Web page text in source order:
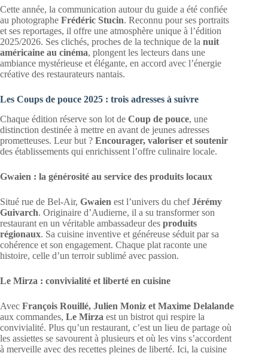
Cette année, la communication autour du guide a été confiée
au photographe Frédéric Stucin. Reconnu pour ses portraits
et ses reportages, il offre une atmosphère unique à l’édition
2025/2026. Ses clichés, proches de la technique de la nuit
américaine au cinéma, plongent les lecteurs dans une
ambiance mystérieuse et élégante, en accord avec l’énergie
créative des restaurateurs nantais.
Les Coups de pouce 2025 : trois adresses à suivre
Chaque édition réserve son lot de Coup de pouce, une
distinction destinée à mettre en avant de jeunes adresses
prometteuses. Leur but ? Encourager, valoriser et soutenir
des établissements qui enrichissent l’offre culinaire locale.
Gwaien : la générosité au service des produits locaux
Situé rue de Bel-Air, Gwaien est l’univers du chefJérémy
Guivarch. Originaire d’Audierne, il a su transformer son
restaurant en un véritable ambassadeur des produits
régionaux. Sa cuisine inventive et généreuse séduit par sa
cohérence et son engagement. Chaque plat raconte une
histoire, celle d’un terroir sublimé avec passion.
Le Mirza : convivialité et liberté en cuisine
Avec François Rouillé, Julien Moniz et Maxime Delalande
aux commandes, Le Mirza est un bistrot qui respire la
convivialité. Plus qu’un restaurant, c’est un lieu de partage où
les assiettes se savourent à plusieurs et où les vins s’accordent
à merveille avec des recettes pleines de liberté. Ici, la cuisine